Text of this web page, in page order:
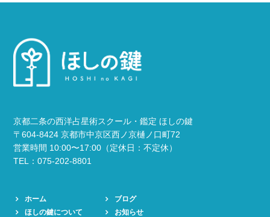
京都二条の西洋占星術スクール・鑑定 ほしの鍵
〒604-8424 京都市中京区西ノ京樋ノ口町72
営業時間 10:00〜17:00（定休日：不定休）
TEL：075-202-8801
ホーム
ほしの鍵について
ブログ
お知らせ